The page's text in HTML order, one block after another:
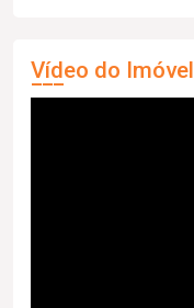
Vídeo do Imóvel